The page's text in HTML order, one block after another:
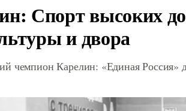
Спорт высоких
и двора
чемпион Карелин: «Единая Россия»